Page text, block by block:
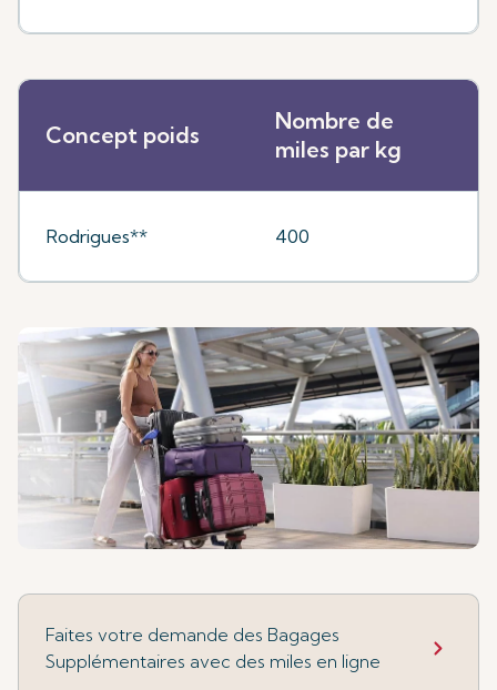
Concept poids
Nombre de
miles par kg
Rodrigues** 400
Faites votre demande des Bagages
Supplémentaires avec des miles en ligne